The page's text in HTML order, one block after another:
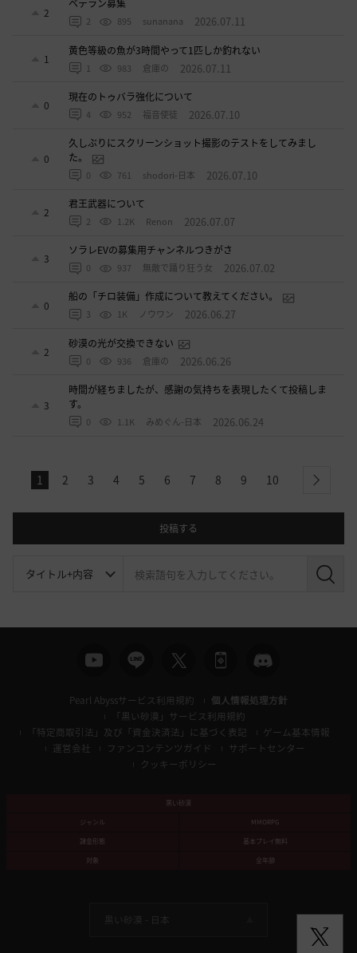
2
ベテラン募集
2 895 sunanana 2026.07.11
1
黄色等級の魚が3時間やって1匹しか釣れない
1 983 倉庫の 2026.07.11
0
現在のトゥバラ強化について
4 952 福音使徒 2026.07.10
0
久しぶりにスクリーンショット撮影のテストをしてみまし
た。
0 761 shodori-日本 2026.07.10
2
君王武器について
2 1.2K Renon 2026.07.07
3
ソラレEVの募集用チャンネルつきがさ
0 937 無敵で踊り狂う女 2026.07.02
0
船の「チロ装備」作成について教えてください。
3 1K ノウワン 2026.06.27
2
砂漠の光が交換できない
0 936 倉庫の 2026.06.26
3
時間が経ちましたが、感謝の気持ちを表現したくて投稿しま
す。
0 1.1K みめぐん-日本 2026.06.24
1 2 3 4 5 6 7 8 9 10 next
投稿する
検
Pearl Abyssサービス利用規約
個人情報処理方針
「黒い砂漠」サービス利用規約
「特定商取引法」及び「資金決済法」に基づく表記
ゲーム基本情報
運営会社
ファンコンテンツガイド
サポートセンター
クッキーポリシー
黒い砂漠
ジャンル
MMORPG
課金形態
基本プレイ無料
対象
全年齢
黒い砂漠 -